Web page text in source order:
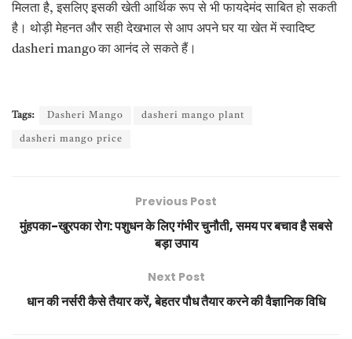
मिलता है, इसलिए इसकी खेती आर्थिक रूप से भी फायदेमंद साबित हो सकती
है। थोड़ी मेहनत और सही देखभाल से आप अपने घर या खेत में स्वादिष्ट
dasheri mango का आनंद ले सकते हैं।
Tags: Dasheri Mango dasheri mango plant
dasheri mango price
Previous Post
मुंहपका-खुरपका रोग: पशुधन के लिए गंभीर चुनौती, समय पर बचाव है सबसे
बड़ा उपाय
Next Post
धान की नर्सरी कैसे तैयार करें, बेहतर पौध तैयार करने की वैज्ञानिक विधि